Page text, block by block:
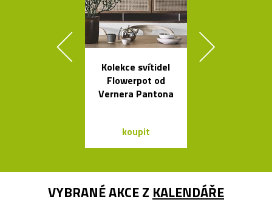
Kolekce svítidel
Flowerpot od
Vernera Pantona
koupit
VYBRANÉ AKCE Z KALENDÁŘE